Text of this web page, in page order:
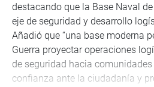
destacando que la Base Naval
eje de seguridad y desarrollo
Añadió que “una base moderna
Guerra proyectar operaciones
de seguridad hacia
confianza ante la ciudadanía y